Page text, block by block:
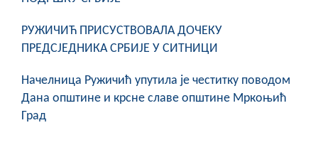
Пољопривреда
Туризам
Спорт
РУЖИЧИЋ ПРИСУСТВОВАЛА ДОЧЕКУ
ПРЕДСЈЕДНИКА СРБИЈЕ У СИТНИЦИ
Начелница Ружичић упутила је честитку поводом
Дана општине и крсне славе општине Мркоњић
Град